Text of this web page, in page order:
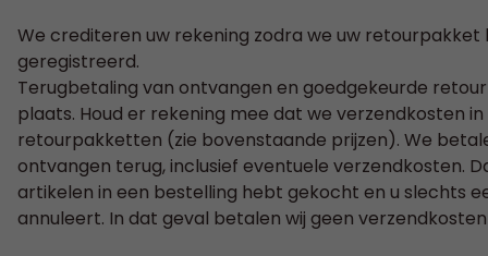
We crediteren uw rekening zodra we uw
geregistreerd.
Terugbetaling van ontvangen en goedgekeurde
plaats. Houd er rekening mee dat we verzendkosten
retourpakketten (zie bovenstaande prijzen). We
ontvangen terug, inclusief eventuele verzendkosten.
artikelen in een bestelling hebt gekocht en u slechts
annuleert. In dat geval betalen wij geen